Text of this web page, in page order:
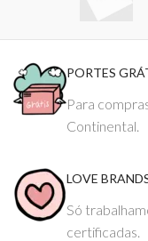
PORTES
Para
Continental.
LOVE
Só
certificadas.